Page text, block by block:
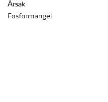
Årsak
Fosformangel